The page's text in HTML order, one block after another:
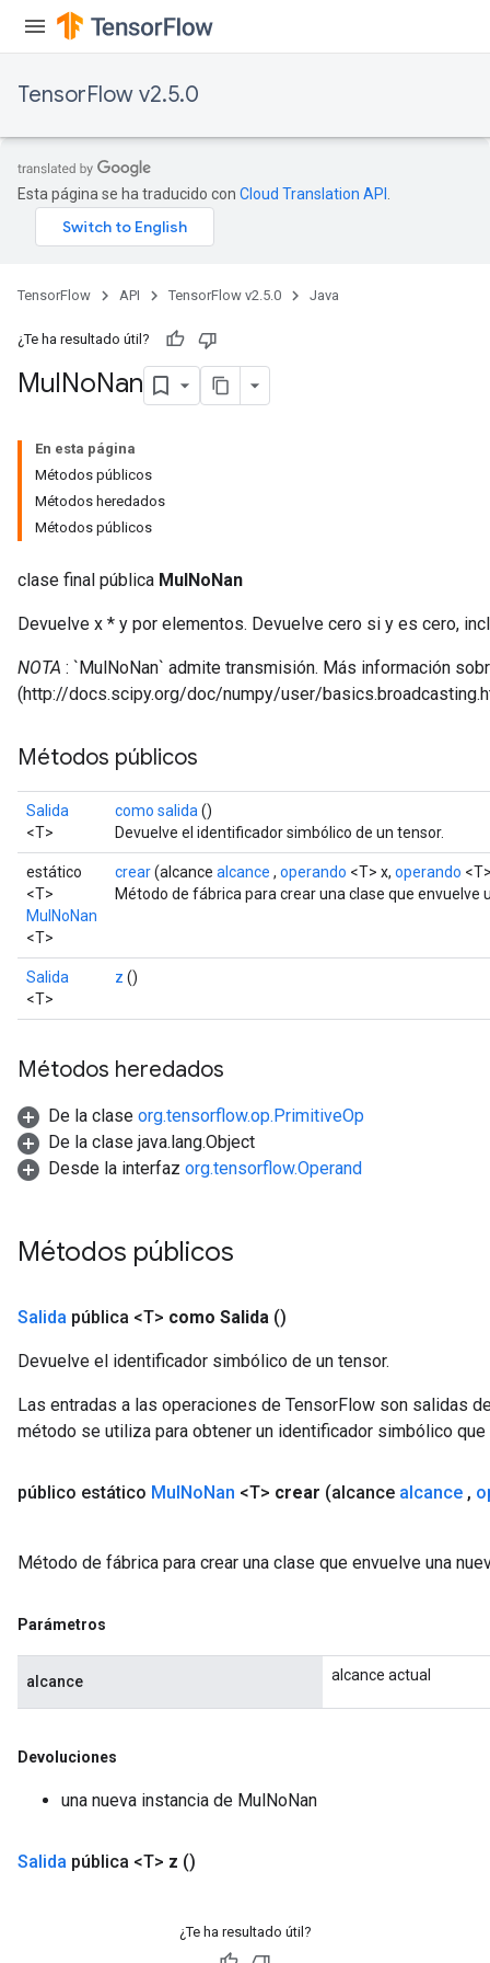
TensorFlow v2.5.0
Esta página se ha traducido con Cloud Translation API
TensorFlow API TensorFlow v2.5.0 Java
¿Te ha resultado útil?
MulNoNan
En esta página
Métodos públicos
Métodos heredados
Métodos públicos
clase final pública MulNoNan
Devuelve x * y por elementos. Devuelve cero si y es cero,
NOTA : `MulNoNan` admite transmisión. Más información
(http://docs.scipy.org/doc/numpy/user/
Métodos públicos
Salida
<T>
como salida ()
Devuelve el identificador simbólico de un tensor.
estático
<T>
MulNoNan
<T>
crear(alcance alcance , operando <T> x, operando
Método de fábrica para crear una clase que envuelve
Salida
<T>
z ()
Métodos heredados
De la clase org.tensorflow.op.PrimitiveOp
De la clase java.lang.Object
Desde la interfaz org.tensorflow.Operand
Métodos públicos
Salida pública <T> como Salida ()
Devuelve el identificador simbólico de un tensor.
Las entradas a las operaciones de TensorFlow son salidas
método se utiliza para obtener un identificador simbólico
público estático MulNoNan <T> crear (alcance alcance ,
Método de fábrica para crear una clase que envuelve una
Parámetros
alcance alcance actual
Devoluciones
una nueva instancia de MulNoNan
Salida pública <T> z ()
¿Te ha resultado útil?